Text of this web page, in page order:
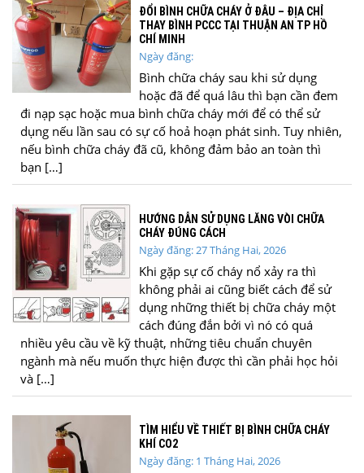
ĐỔI BÌNH CHỮA CHÁY Ở ĐÂU – ĐỊA CHỈ
THAY BÌNH PCCC TẠI THUẬN AN TP HỒ
CHÍ MINH
Ngày đăng:
Bình chữa cháy sau khi sử dụng
hoặc đã để quá lâu thì bạn cần đem
đi nạp sạc hoặc mua bình chữa cháy mới để có thể sử
dụng nếu lần sau có sự cố hoả hoạn phát sinh. Tuy nhiên,
nếu bình chữa cháy đã cũ, không đảm bảo an toàn thì
bạn […]
HƯỚNG DẪN SỬ DỤNG LĂNG VÒI CHỮA
CHÁY ĐÚNG CÁCH
Ngày đăng: 27 Tháng Hai, 2026
Khi gặp sự cố cháy nổ xảy ra thì
không phải ai cũng biết cách để sử
dụng những thiết bị chữa cháy một
cách đúng đắn bởi vì nó có quá
nhiều yêu cầu về kỹ thuật, những tiêu chuẩn chuyên
ngành mà nếu muốn thực hiện được thì cần phải học hỏi
và […]
TÌM HIỂU VỀ THIẾT BỊ BÌNH CHỮA CHÁY
KHÍ CO2
Ngày đăng: 1 Tháng Hai, 2026